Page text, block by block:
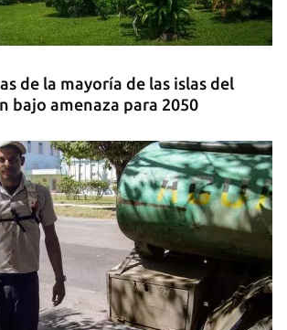
de la mayoría de las islas del
bajo amenaza para 2050